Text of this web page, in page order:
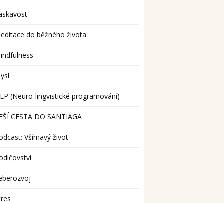
do běžného života
(Neuro-lingvistické programování)
CESTA DO SANTIAGA
Všímavý život